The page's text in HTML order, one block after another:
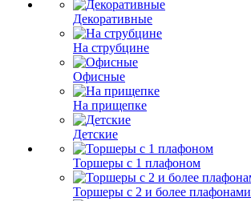
Декоративные
На струбцине
Офисные
На прищепке
Детские
Торшеры с 1 плафоном
Торшеры с 2 и более плафонами